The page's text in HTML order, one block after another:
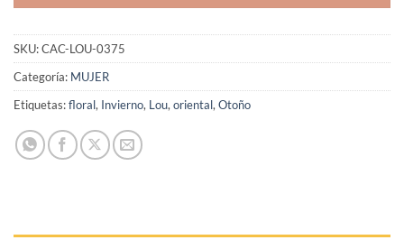
SKU:CAC-LOU-0375
Categoría: MUJER
Etiquetas:floral, Invierno, Lou, oriental, Otoño